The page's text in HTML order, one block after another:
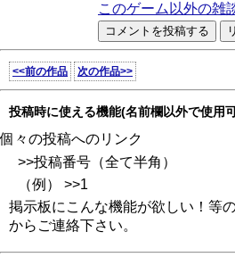
このゲーム以外の雑
<<前の作品 次の作品>>
投稿時に使える機能(名前欄以外で使用
個々の投稿へのリンク
>>投稿番号（全て半角）
（例） >>1
掲示板にこんな機能が欲しい！等
からご連絡下さい。